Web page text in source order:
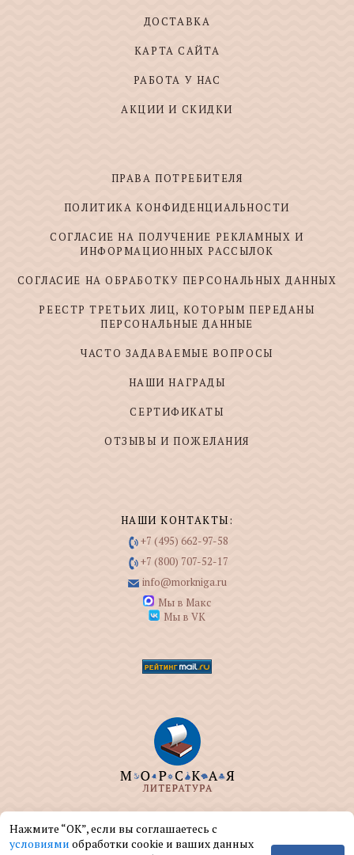
ДОСТАВКА
КАРТА САЙТА
РАБОТА У НАС
АКЦИИ И СКИДКИ
ПРАВА ПОТРЕБИТЕЛЯ
ПОЛИТИКА КОНФИДЕНЦИАЛЬНОСТИ
СОГЛАСИЕ НА ПОЛУЧЕНИЕ РЕКЛАМНЫХ И
ИНФОРМАЦИОННЫХ РАССЫЛОК
СОГЛАСИЕ НА ОБРАБОТКУ ПЕРСОНАЛЬНЫХ ДАННЫХ
РЕЕСТР ТРЕТЬИХ ЛИЦ, КОТОРЫМ ПЕРЕДАНЫ
ПЕРСОНАЛЬНЫЕ ДАННЫЕ
ЧАСТО ЗАДАВАЕМЫЕ ВОПРОСЫ
НАШИ НАГРАДЫ
СЕРТИФИКАТЫ
ОТЗЫВЫ И ПОЖЕЛАНИЯ
НАШИ КОНТАКТЫ:
+7 (495) 662-97-58
+7 (800) 707-52-17
info@morkniga.ru
Мы в Макс
Мы в VK
ООО "МОРКНИГА" занимается изданием и
реализацией книг на морскую тематику.
Нажмите “ОК”, если вы соглашаетесь с
условиями обработки cookie и ваших данных